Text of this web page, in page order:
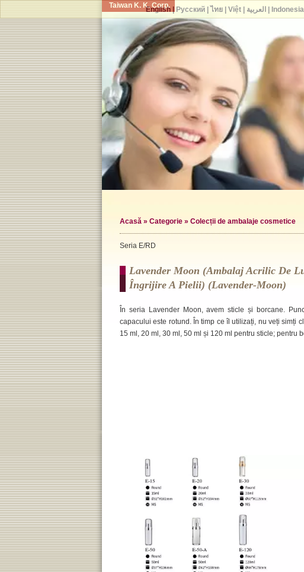
Taiwan K. K. Corp.
Acasă » Categorie » Colecții de ambalaje cosmetice
Seria E/RD
Lavender Moon (ambalaj Acrilic De
Îngrijire A Pielii) (lavender-Moon)
În seria Lavender Moon, avem sticle și borcane.
capacului este rotund. În timp ce îl utilizați, nu veți simți
15 ml, 20 ml, 30 ml, 50 ml și 120 ml pentru sticle; pentru
English| Русский| ไทย| Việt| العربية Indonesia